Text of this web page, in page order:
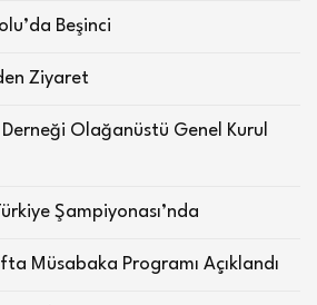
Beşinci
Ziyaret
Olağanüstü Genel Kurul
Şampiyonası’nda
Müsabaka Programı Açıklandı